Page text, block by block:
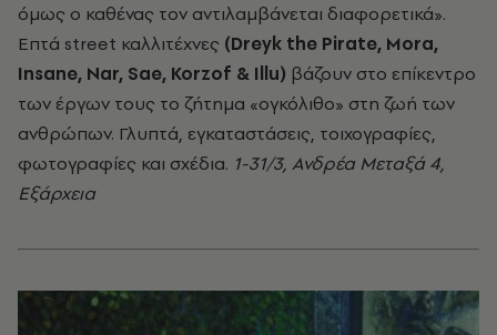
όμως ο καθένας τον αντιλαμβάνεται διαφορετικά».
Επτά street καλλιτέχνες (Dreyk the Pirate, Mora,
Insane, Nar, Sae, Korzof & Illu) βάζουν στο επίκεντρο
των έργων τους το ζήτημα «ογκόλιθο» στη ζωή των
ανθρώπων. Γλυπτά, εγκαταστάσεις, τοιχογραφίες,
φωτογραφίες και σχέδια. 1-31/3, Ανδρέα Μεταξά 4,
Εξάρχεια